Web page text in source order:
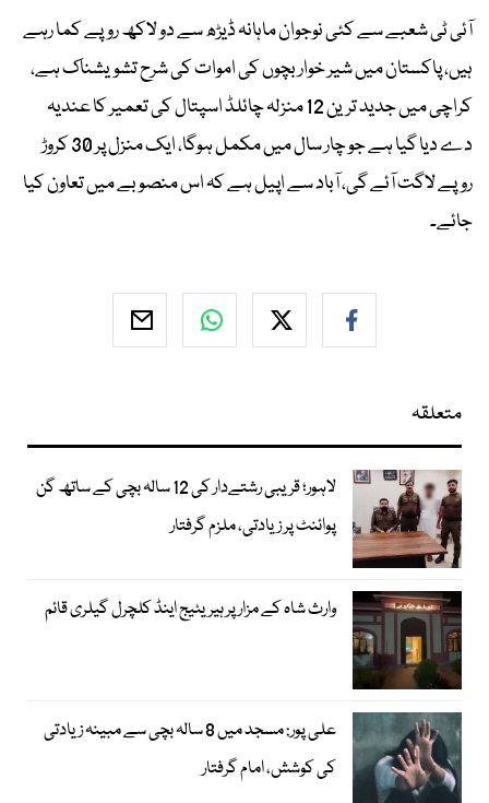
آئی ٹی شعبے سے کئی نوجوان ماہانہ ڈیڑھ سے دو لاکھ روپے کما رہے
ہیں، پاکستان میں شیر خوار بچوں کی اموات کی شرح تشویشناک ہے،
کراچی میں جدید ترین 12 منزلہ چائلڈ اسپتال کی تعمیر کا عندیہ
دے دیا گیا ہے جو چار سال میں مکمل ہوگا، ایک منزل پر 30 کروڑ
روپے لاگت آئے گی، آباد سے اپیل ہے کہ اس منصوبے میں تعاون کیا
جائے۔
متعلقہ
لاہور؛ قریبی رشتےدار کی 12 سالہ بچی کے ساتھ گن
پوائنٹ پر زیادتی، ملزم گرفتار
وارث شاہ کے مزار پر ہیریٹیج اینڈ کلچرل گیلری قائم
علی پور: مسجد میں 8 سالہ بچی سے مبینہ زیادتی
کی کوشش، امام گرفتار